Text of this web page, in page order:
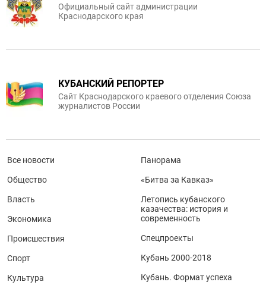
Официальный сайт администрации
Краснодарского края
КУБАНСКИЙ РЕПОРТЕР
Сайт Краснодарского краевого отделения Союза
журналистов России
Все новости
Общество
Власть
Экономика
Происшествия
Спорт
Культура
Панорама
«Битва за Кавказ»
Летопись кубанского
казачества: история и
современность
Спецпроекты
Кубань 2000-2018
Кубань. Формат успеха